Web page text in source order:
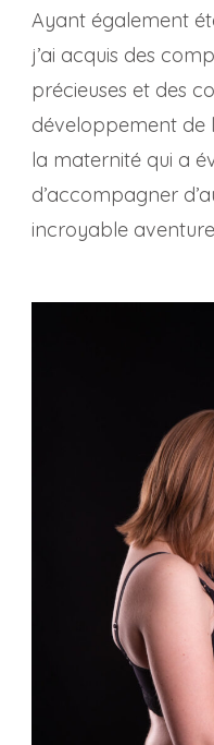
Ayant également
j’ai acquis des
précieuses et des
développement de
la maternité qui a
d’accompagner
incroyable